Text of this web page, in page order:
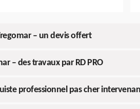
– un devis offert
– des travaux par RD PRO
professionnel pas cher